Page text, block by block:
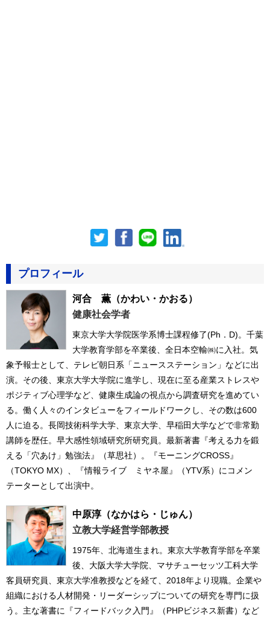
プロフィール
河合 薫 （かわい・かおる）
健康社会学者
東京大学大学院医学系博士課程修了(Ph．D)。千葉
大学教育学部を卒業後、全日本空輸㈱に入社。気
象予報士として、テレビ朝日系「ニュースステーション」などに出
演。その後、東京大学大学院に進学し、現在に至る産業ストレスや
ポジティブ心理学など、健康生成論の視点から調査研究を進めてい
る。働く人々のインタビューをフィールドワークし、その数は600
人に迫る。長岡技術科学大学、東京大学、早稲田大学などで非常勤
講師を歴任。早大感性領域研究所研究員。最新著書『考える力を鍛
える「穴あけ」勉強法』（草思社）。『モーニングCROSS』
（TOKYO MX）、『情報ライブ ミヤネ屋』（YTV系）にコメン
テーターとして出演中。
中原淳（なかはら・じゅん）
立教大学経営学部教授
1975年、北海道生まれ。東京大学教育学部を卒業
後、大阪大学大学院、マサチューセッツ工科大学
客員研究員、東京大学准教授などを経て、2018年より現職。企業や
組織における人材開発・リーダーシップについての研究を専門に扱
う。主な著書に『フィードバック入門』（PHPビジネス新書）など